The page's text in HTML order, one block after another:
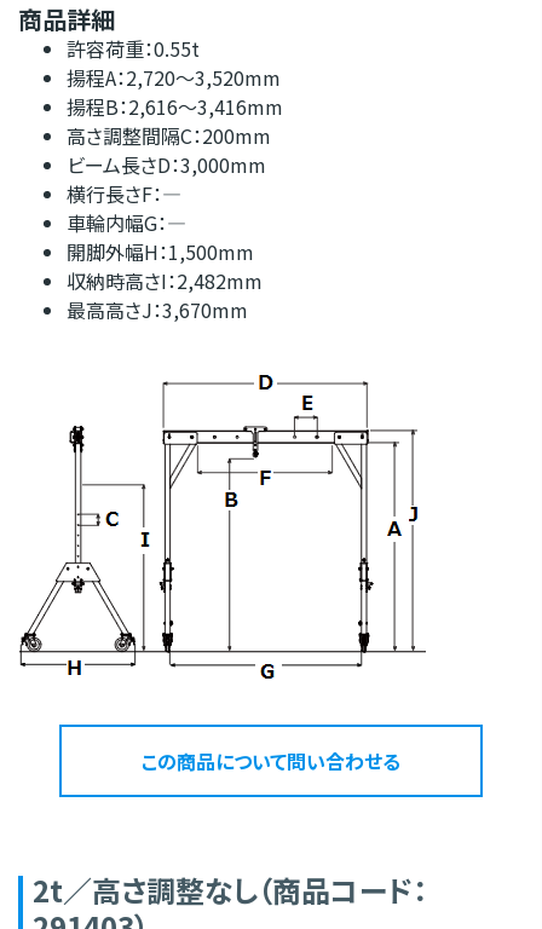
商品詳細
許容荷重：0.55t
揚程A：2,720～3,520mm
揚程B：2,616～3,416mm
高さ調整間隔C：200mm
ビーム長さD：3,000mm
横行長さF：―
車輪内幅G：―
開脚外幅H：1,500mm
収納時高さI：2,482mm
最高高さJ：3,670mm
この商品について問い合わせる
2t／高さ調整なし（商品コード：